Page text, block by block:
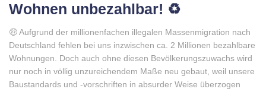
Wohnen unbezahlbar! ♻️
🤑 Aufgrund der millionenfachen illegalen Massenmigration nach
Deutschland fehlen bei uns inzwischen ca. 2 Millionen bezahlbare
Wohnungen. Doch auch ohne diesen Bevölkerungszuwachs wird
nur noch in völlig unzureichendem Maße neu gebaut, weil unsere
Baustandards und -vorschriften in absurder Weise überzogen